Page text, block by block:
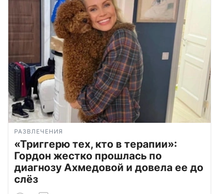
РАЗВЛЕЧЕНИЯ
«Триггерю тех, кто в терапии»:
Гордон жестко прошлась по
диагнозу Ахмедовой и довела ее до
слёз